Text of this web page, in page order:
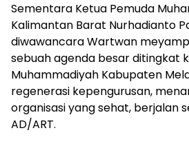
Sementara Ketua Pemuda
Kalimantan Barat Nurhadianto
diwawancara Wartwan
sebuah agenda besar ditingkat
Muhammadiyah Kabupaten
regenerasi kepengurusan,
organisasi yang sehat, berjalan
AD/ART.